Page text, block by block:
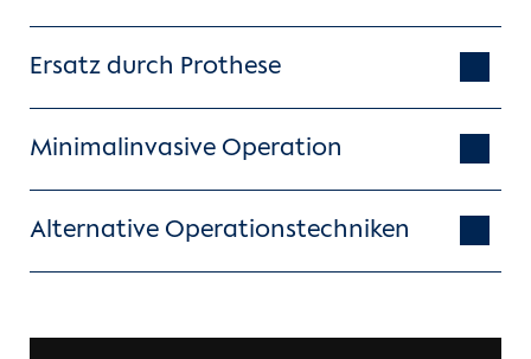
Ersatz durch Prothese
Minimalinvasive Operation
Alternative Operationstechniken